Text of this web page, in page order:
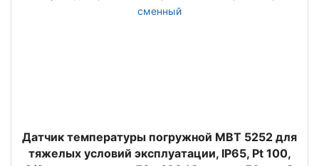
Датчик температуры погружной MBT 5252 для
тяжелых условий эксплуатации, IP65, Pt 100,